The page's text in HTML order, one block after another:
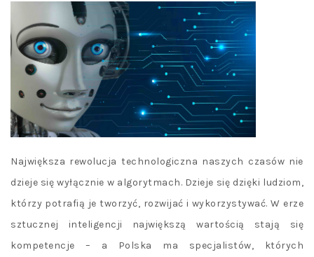
Największa rewolucja technologiczna naszych czasów nie
dzieje się wyłącznie w algorytmach. Dzieje się dzięki ludziom,
którzy potrafią je tworzyć, rozwijać i wykorzystywać. W erze
sztucznej inteligencji największą wartością stają się
kompetencje – a Polska ma specjalistów, których